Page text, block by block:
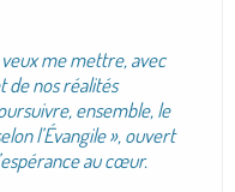
me mettre, avec
de nos réalités
ensemble, le
l’Évangile », ouvert
au cœur.